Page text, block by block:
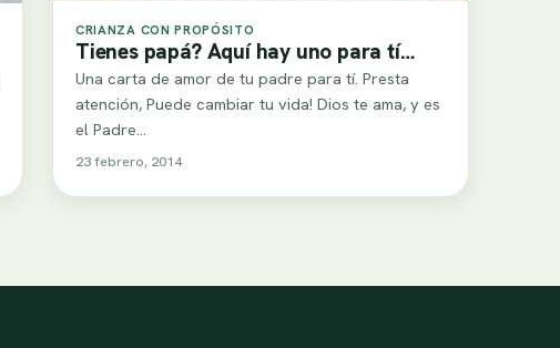
CRIANZA CON PROPÓSITO
Tienes papá? Aquí hay uno para tí…
Una carta de amor de tu padre para tí. Presta
atención, Puede cambiar tu vida! Dios te ama, y es
el Padre…
23 febrero, 2014